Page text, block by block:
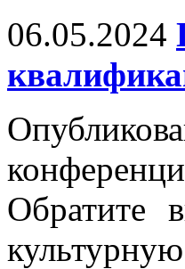
06.05.2024
Обратите